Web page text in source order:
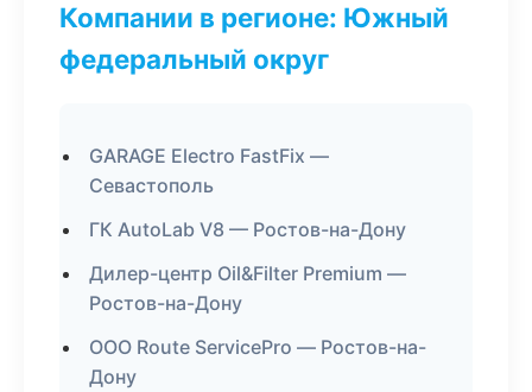
Компании в регионе: Южный
федеральный округ
GARAGE Electro FastFix —
Севастополь
ГК AutoLab V8 — Ростов-на-Дону
Дилер-центр Oil&Filter Premium —
Ростов-на-Дону
ООО Route ServicePro — Ростов-на-
Дону